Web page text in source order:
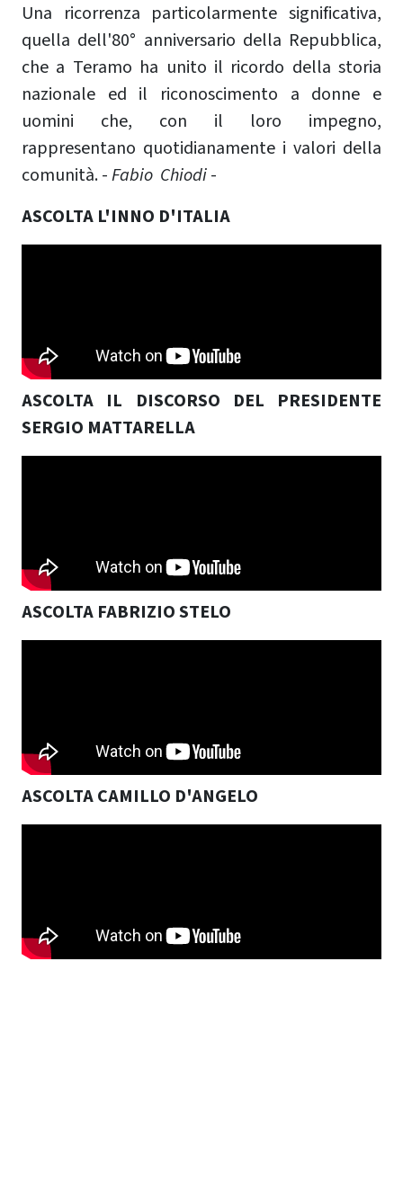
Una ricorrenza particolarmente significativa,
quella dell'80° anniversario della Repubblica,
che a Teramo ha unito il ricordo della storia
nazionale ed il riconoscimento a donne e
uomini che, con il loro impegno,
rappresentano quotidianamente i valori della
comunità. -Fabio Chiodi-
ASCOLTA L'INNO D'ITALIA
ASCOLTA IL DISCORSO DEL PRESIDENTE
SERGIO MATTARELLA
ASCOLTA FABRIZIO STELO
ASCOLTA CAMILLO D'ANGELO